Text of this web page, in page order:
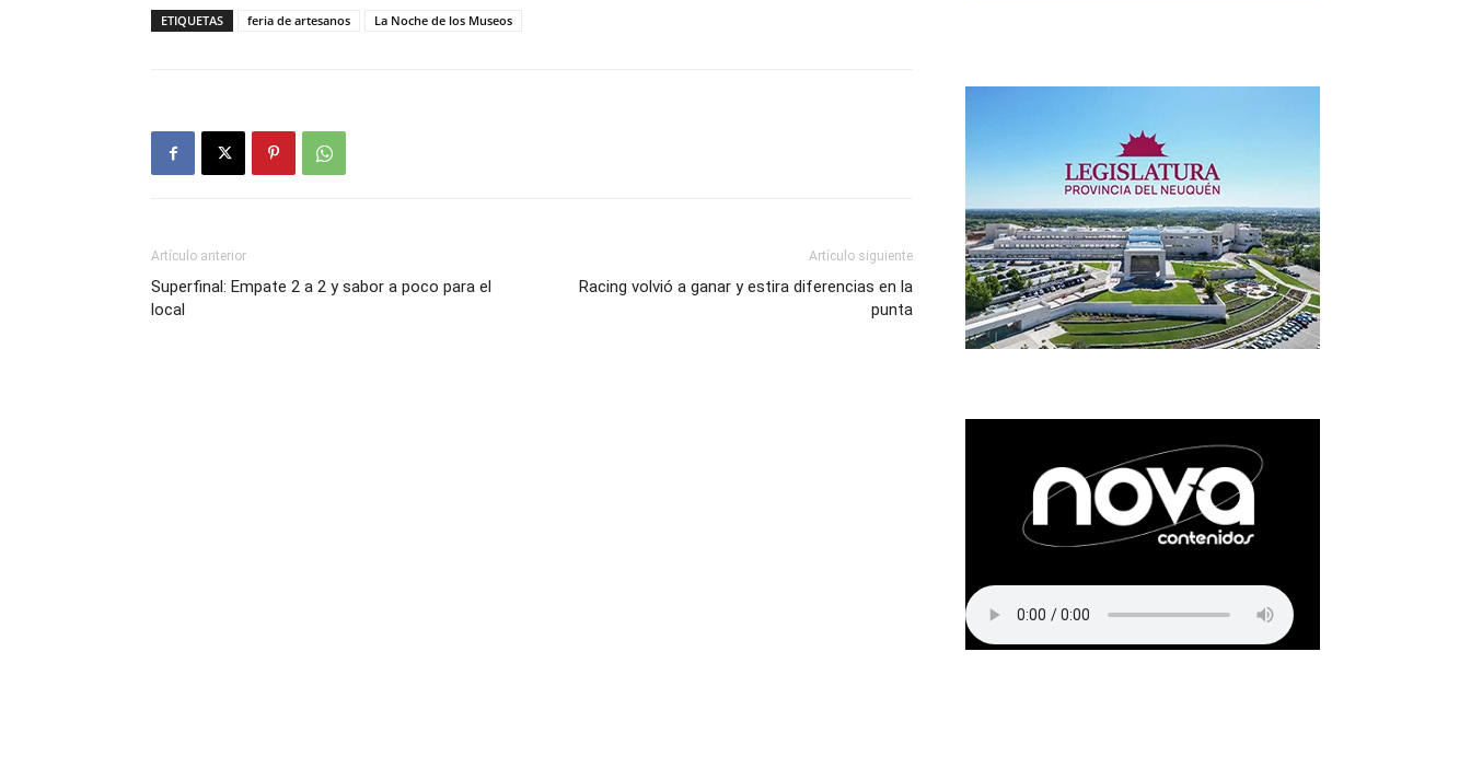
ETIQUETAS feria de artesanos La Noche de los Museos
Artículo anterior
Superfinal: Empate 2 a 2 y sabor a poco para el
local
Artículo siguiente
Racing volvió a ganar y estira diferencias en la
punta